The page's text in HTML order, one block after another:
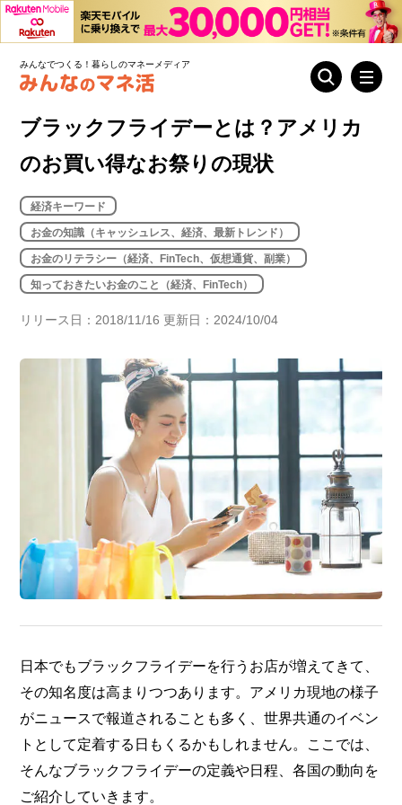
みんなでつくる！暮らしのマネーメディア
ブラックフライデーとは？アメリカ
のお買い得なお祭りの現状
経済キーワード
お金の知識（キャッシュレス、経済、最新トレンド）
お金のリテラシー（経済、FinTech、仮想通貨、副業）
知っておきたいお金のこと（経済、FinTech）
リリース日：2018/11/16 更新日：2024/10/04
日本でもブラックフライデーを行うお店が増えてきて、
その知名度は高まりつつあります。アメリカ現地の様子
がニュースで報道されることも多く、世界共通のイベン
トとして定着する日もくるかもしれません。ここでは、
そんなブラックフライデーの定義や日程、各国の動向を
ご紹介していきます。